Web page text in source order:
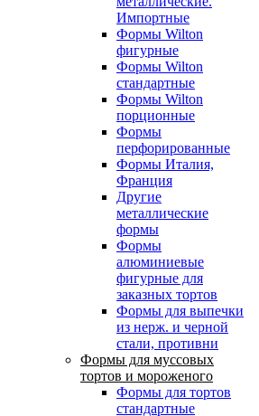
Импортные
Формы Wilton
фигурные
Формы Wilton
стандартные
Формы Wilton
порционные
Формы
перфорированные
Формы Италия,
Франция
Другие
металлические
формы
Формы
алюминиевые
фигурные для
заказных тортов
Формы для выпечки
из нерж. и черной
стали, противни
Формы для муссовых
тортов и мороженого
Формы для тортов
стандартные